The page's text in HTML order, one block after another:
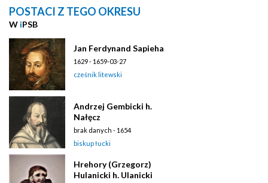
POSTACI Z TEGO OKRESU
W iPSB
Jan Ferdynand Sapieha
1629 - 1659-03-27
cześnik litewski
Andrzej Gembicki h.
Nałęcz
brak danych - 1654
biskup łucki
Hrehory (Grzegorz)
Hulanicki h. Ulanicki